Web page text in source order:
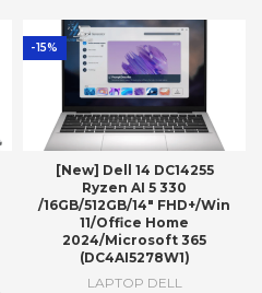
-15%
[New] Dell 14 DC14255
Ryzen AI 5 330
/16GB/512GB/14″ FHD+/Win
11/Office Home
2024/Microsoft 365
(DC4AI5278W1)
LAPTOP DELL